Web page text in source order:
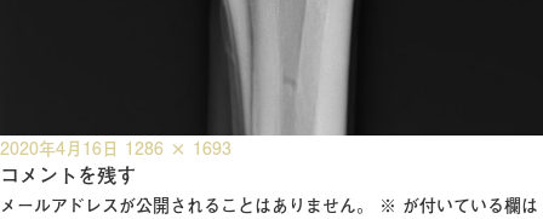
投
稿
日:
2020年4月16日 フ
ル
サ
1286 × 1693
コメントを残す
メールアドレスが公開されることはありません。 ※ が付いている欄は